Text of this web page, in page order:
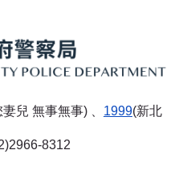
兒 無事無事) 、 1999(新北
8312